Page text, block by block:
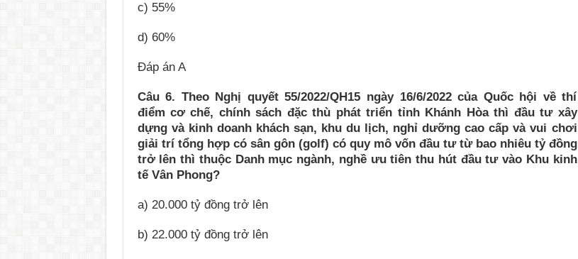
c) 55%
d) 60%
Đáp án A
Câu 6. Theo Nghị quyết 55/2022/QH15 ngày 16/6/2022 của Quốc hội về thí
điểm cơ chế, chính sách đặc thù phát triển tỉnh Khánh Hòa thì đầu tư xây
dựng và kinh doanh khách sạn, khu du lịch, nghỉ dưỡng cao cấp và vui chơi
giải trí tổng hợp có sân gôn (golf) có quy mô vốn đầu tư từ bao nhiêu tỷ đồng
trở lên thì thuộc Danh mục ngành, nghề ưu tiên thu hút đầu tư vào Khu kinh
tế Vân Phong?
a) 20.000 tỷ đồng trở lên
b) 22.000 tỷ đồng trở lên